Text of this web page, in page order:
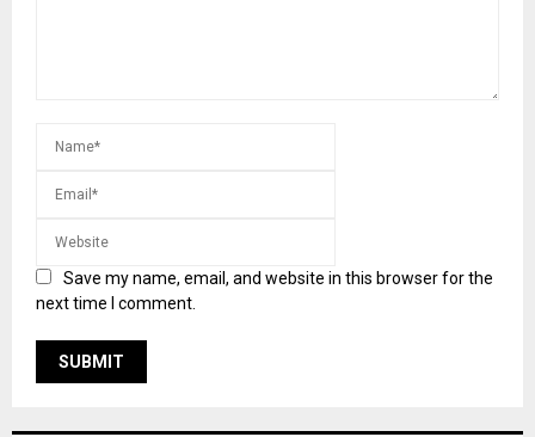
Save my name, email, and website in this browser for the
next time I comment.